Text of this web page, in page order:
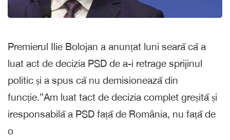
Premierul Ilie Bolojan a anunțat luni seară că a
luat act de decizia PSD de a-i retrage sprijinul
politic și a spus că nu demisionează din
funcție.”Am luat tact de decizia complet greșită și
iresponsabilă a PSD față de România, nu față de
o